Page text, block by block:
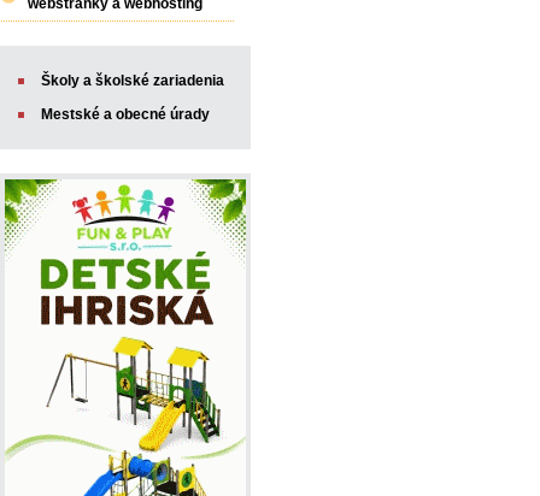
webstránky a webhosting
Školy a školské zariadenia
Mestské a obecné úrady